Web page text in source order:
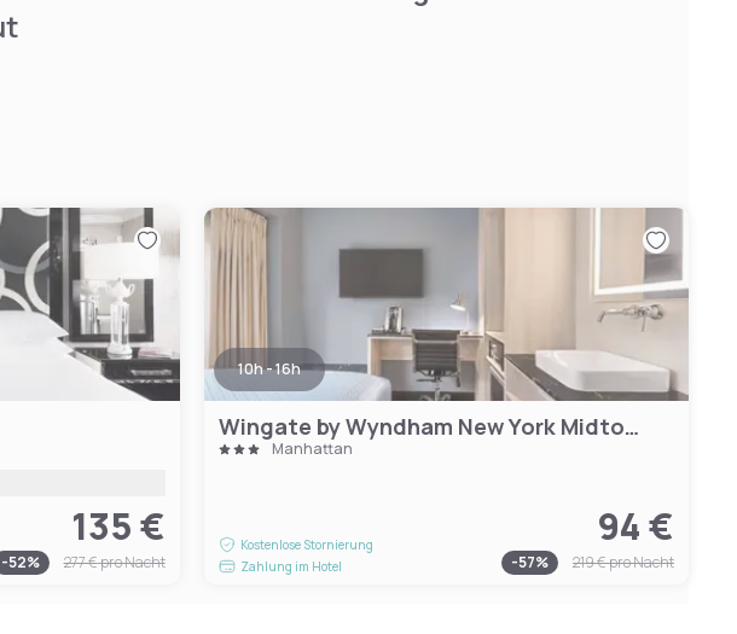
135 €
-52% 277 €pro Nacht
10h - 16h
Wingate by Wyndham New York Midtown South/5th Ave
Manhattan
Kostenlose Stornierung
Zahlung im Hotel
94 €
-57% 219 €pro Nacht